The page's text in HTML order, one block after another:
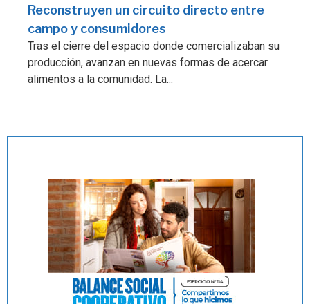
Reconstruyen un circuito directo entre
campo y consumidores
Tras el cierre del espacio donde comercializaban su
producción, avanzan en nuevas formas de acercar
alimentos a la comunidad. La...